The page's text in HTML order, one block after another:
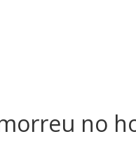
no